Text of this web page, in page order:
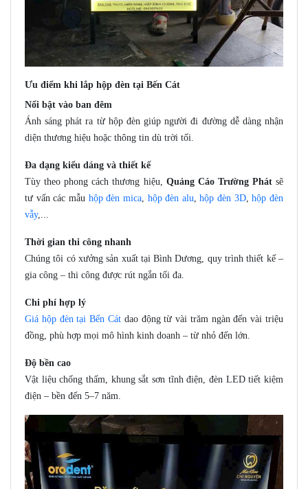
Ưu điểm khi lắp hộp đèn tại Bến Cát
Nổi bật vào ban đêm
Ánh sáng phát ra từ hộp đèn giúp người đi đường dễ dàng nhận
diện thương hiệu hoặc thông tin dù trời tối.
Đa dạng kiểu dáng và thiết kế
Tùy theo phong cách thương hiệu, Quảng Cáo Trường Phátsẽ
tư vấn các mẫu hộp đèn mica, hộp đèn alu,hộp đèn 3D,hộp đèn
vẫy,...
Thời gian thi công nhanh
Chúng tôi có xưởng sản xuất tại Bình Dương, quy trình thiết kế –
gia công – thi công được rút ngắn tối đa.
Chi phí hợp lý
Giá hộp đèn tại Bến Cátdao động từ vài trăm ngàn đến vài triệu
đồng, phù hợp mọi mô hình kinh doanh – từ nhỏ đến lớn.
Độ bền cao
Vật liệu chống thấm, khung sắt sơn tĩnh điện, đèn LED tiết kiệm
điện – bền đến 5–7 năm.